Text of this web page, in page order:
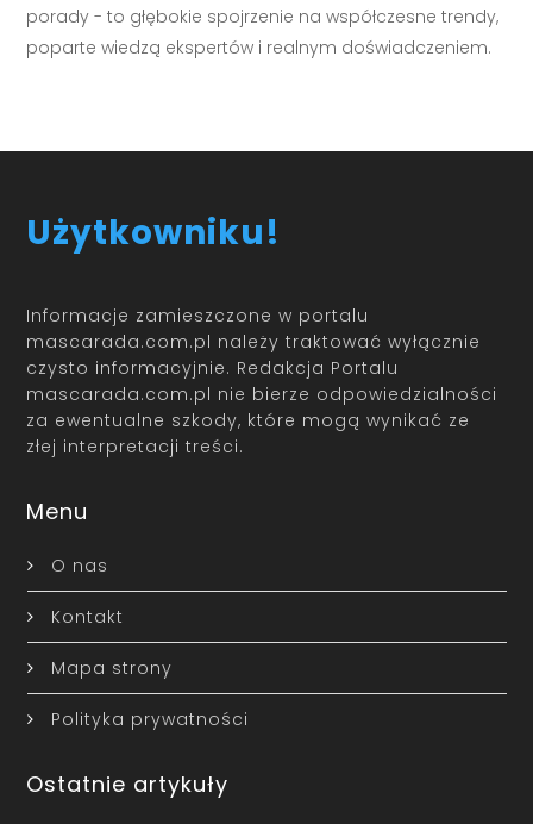
porady - to głębokie spojrzenie na współczesne trendy,
poparte wiedzą ekspertów i realnym doświadczeniem.
Użytkowniku!
Informacje zamieszczone w portalu
mascarada.com.pl należy traktować wyłącznie
czysto informacyjnie. Redakcja Portalu
mascarada.com.pl nie bierze odpowiedzialności
za ewentualne szkody, które mogą wynikać ze
złej interpretacji treści.
Menu
O nas
Kontakt
Mapa strony
Polityka prywatności
Ostatnie artykuły